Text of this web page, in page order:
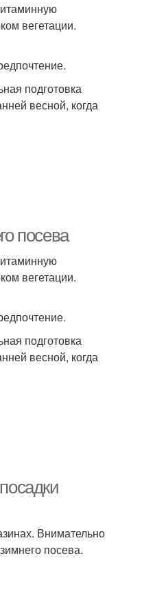
вегетации.
подготовка
весной, когда
посева
вегетации.
подготовка
весной, когда
Внимательно
посева.